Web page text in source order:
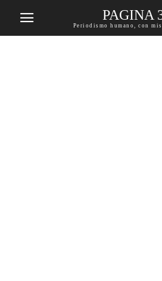
PAGINA
Periodismo humano, con